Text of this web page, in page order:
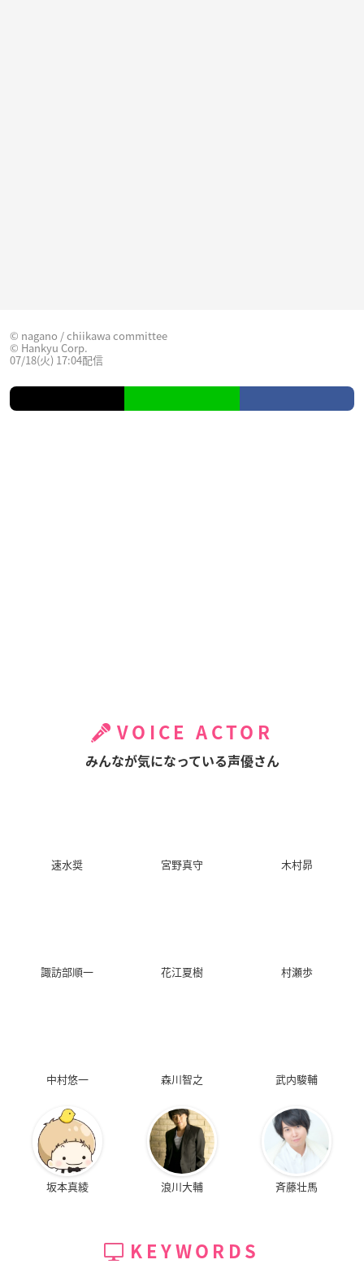
© nagano / chiikawa committee
© Hankyu Corp.
07/18(火) 17:04配信
VOICE ACTOR
みんなが気になっている声優さん
速水奨 宮野真守 木村昴
諏訪部順一 花江夏樹 村瀬歩
中村悠一 森川智之 武内駿輔
坂本真綾 浪川大輔 斉藤壮馬
KEYWORDS